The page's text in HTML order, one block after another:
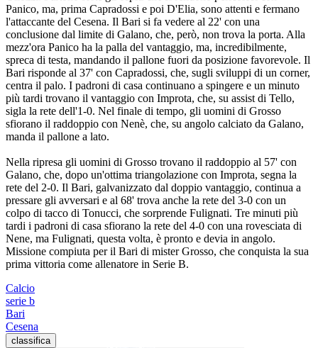
Panico, ma, prima Capradossi e poi D'Elia, sono attenti e fermano
l'attaccante del Cesena. Il Bari si fa vedere al 22' con una
conclusione dal limite di Galano, che, però, non trova la porta. Alla
mezz'ora Panico ha la palla del vantaggio, ma, incredibilmente,
spreca di testa, mandando il pallone fuori da posizione favorevole. Il
Bari risponde al 37' con Capradossi, che, sugli sviluppi di un corner,
centra il palo. I padroni di casa continuano a spingere e un minuto
più tardi trovano il vantaggio con Improta, che, su assist di Tello,
sigla la rete dell'1-0. Nel finale di tempo, gli uomini di Grosso
sfiorano il raddoppio con Nenè, che, su angolo calciato da Galano,
manda il pallone a lato.
Nella ripresa gli uomini di Grosso trovano il raddoppio al 57' con
Galano, che, dopo un'ottima triangolazione con Improta, segna la
rete del 2-0. Il Bari, galvanizzato dal doppio vantaggio, continua a
pressare gli avversari e al 68' trova anche la rete del 3-0 con un
colpo di tacco di Tonucci, che sorprende Fulignati. Tre minuti più
tardi i padroni di casa sfiorano la rete del 4-0 con una rovesciata di
Nene, ma Fulignati, questa volta, è pronto e devia in angolo.
Missione compiuta per il Bari di mister Grosso, che conquista la sua
prima vittoria come allenatore in Serie B.
Calcio
serie b
Bari
Cesena
classifica